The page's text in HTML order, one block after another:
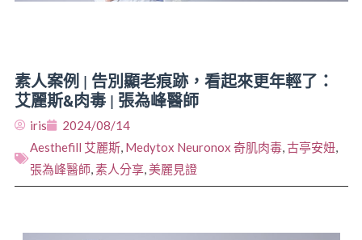
素人案例 | 告別顯老痕跡，看起來更年輕了：
艾麗斯&肉毒 | 張為峰醫師
iris
2024/08/14
Aesthefill 艾麗斯, Medytox Neuronox 奇肌肉毒, 古亭安妞,
張為峰醫師, 素人分享 美麗見證